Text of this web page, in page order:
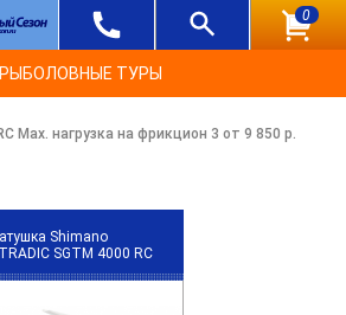
0
РЫБОЛОВНЫЕ ТУРЫ
Max. нагрузка на фрикцион 3 от 9 850 р.
Shimano
SGTM 4000 RC